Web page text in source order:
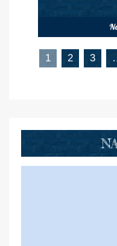
1 2 3